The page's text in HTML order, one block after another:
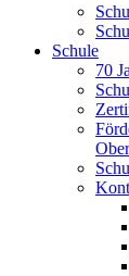
Schule
70